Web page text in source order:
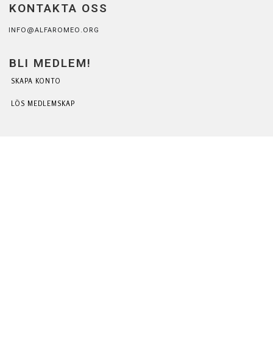
KONTAKTA OSS
INFO@ALFAROMEO.ORG
BLI MEDLEM!
SKAPA KONTO
LÖS MEDLEMSKAP